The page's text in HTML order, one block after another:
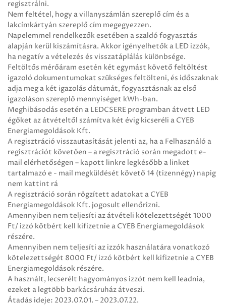
regisztrálni.
Nem feltétel, hogy a villanyszámlán szereplő cím és a
lakcímkártyán szereplő cím megegyezzen.
Napelemmel rendelkezők esetében a szaldó fogyasztás
alapján kerül kiszámításra. Akkor igényelhetők a LED izzók,
ha negatív a vételezés és visszatáplálás különbsége.
Feltöltős mérőáram esetén két egymást követő feltöltést
igazoló dokumentumokat szükséges feltölteni, és időszaknak
adja meg a két igazolás dátumát, fogyasztásnak az első
igazoláson szereplő mennyiséget kWh-ban.
Meghibásodás esetén a LEDCSERE programban átvett LED
égőket az átvételtől számítva két évig kicseréli a CYEB
Energiamegoldások Kft.
A regisztráció visszautasítását jelenti az, ha a Felhasználó a
regisztrációt követően – a regisztráció során megadott e-
mail elérhetőségen – kapott linkre legkésőbb a linket
tartalmazó e - mail megküldését követő 14 (tizennégy) napig
nem kattint rá
A regisztráció során rögzített adatokat a CYEB
Energiamegoldások Kft. jogosult ellenőrizni.
Amennyiben nem teljesíti az átvételi kötelezettségét 1000
Ft/ izzó kötbért kell kifizetnie a CYEB Energiamegoldások
részére.
Amennyiben nem teljesíti az izzók használatára vonatkozó
kötelezettségét 8000 Ft/ izzó kötbért kell kifizetnie a CYEB
Energiamegoldások részére.
A használt, lecserélt hagyományos izzót nem kell leadnia,
ezeket a legtöbb barkácsáruház átveszi.
Átadás ideje: 2023.07.01. – 2023.07.22.